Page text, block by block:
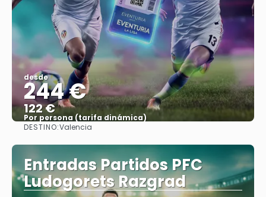
desde
244 €
122 €
Por persona (tarifa dinámica)
DESTINO:Valencia
Entradas Partidos PFC
Ludogorets Razgrad